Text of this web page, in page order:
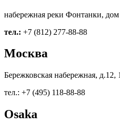
набережная реки Фонтанки, дом
тел.: +7 (812) 277-88-88
Москва
Бережковская набережная, д.12,
тел.: +7 (495) 118-88-88
Osaka